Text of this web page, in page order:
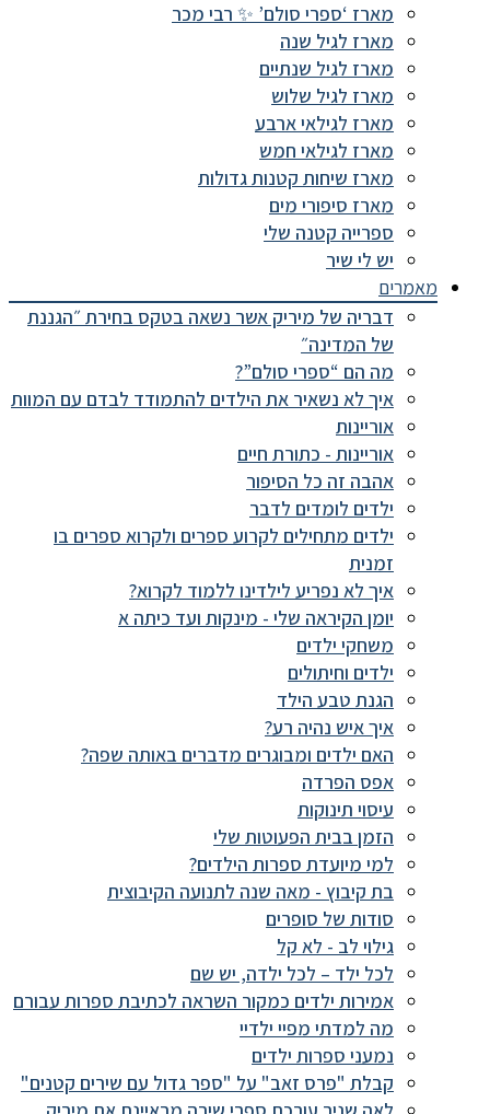
מארז ‘ספרי סולם’ ✨ רבי מכר
מארז לגיל שנה
מארז לגיל שנתיים
מארז לגיל שלוש
מארז לגילאי ארבע
מארז לגילאי חמש
מארז שיחות קטנות גדולות
מארז סיפורי מים
ספרייה קטנה שלי
יש לי שיר
מאמרים
דבריה של מיריק אשר נשאה בטקס בחירת ״הגננת
של המדינה״
מה הם “ספרי סולם”?
איך לא נשאיר את הילדים להתמודד לבדם עם המוות
אוריינות
אוריינות - כתורת חיים
אהבה זה כל הסיפור
ילדים לומדים לדבר
ילדים מתחילים לקרוע ספרים ולקרוא ספרים בו
זמנית
איך לא נפריע לילדינו ללמוד לקרוא?
יומן הקיראה שלי - מינקות ועד כיתה א
משחקי ילדים
ילדים וחיתולים
הגנת טבע הילד
איך איש נהיה רע?
האם ילדים ומבוגרים מדברים באותה שפה?
אפס הפרדה
עיסוי תינוקות
הזמן בבית הפעוטות שלי
למי מיועדת ספרות הילדים?
בת קיבוץ - מאה שנה לתנועה הקיבוצית
סודות של סופרים
גילוי לב - לא קל
לכל ילד – לכל ילדה, יש שם
אמירות ילדים כמקור השראה לכתיבת ספרות עבורם
מה למדתי מפיי ילדיי
נמעני ספרות ילדים
קבלת "פרס זאב" על "ספר גדול עם שירים קטנים"